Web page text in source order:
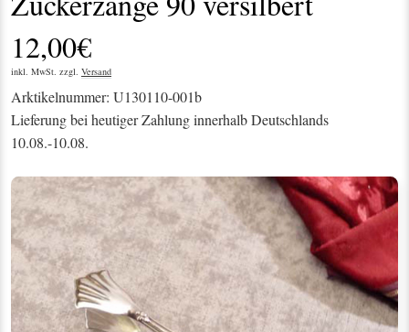
12,00€
inkl. MwSt. zzgl. Versand
Arktikelnummer: U130110-001b
Lieferung bei heutiger Zahlung innerhalb Deutschlands
10.08.-10.08.